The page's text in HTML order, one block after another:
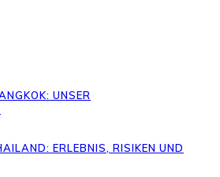
UNSER
ERLEBNIS, RISIKEN UND